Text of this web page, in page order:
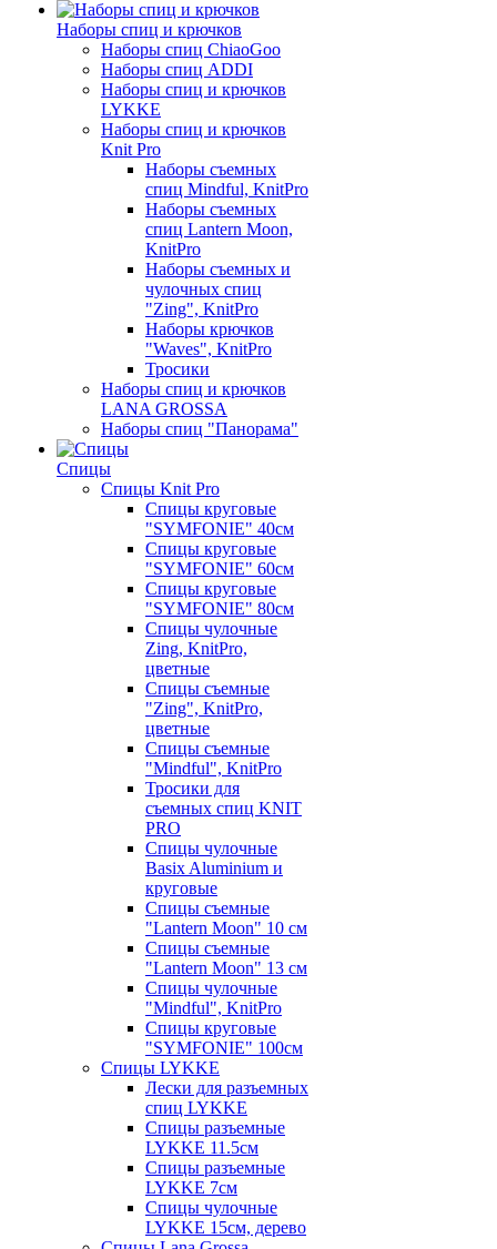
Наборы спиц и крючков
Наборы спиц ChiaoGoo
Наборы спиц ADDI
Наборы спиц и крючков
LYKKE
Наборы спиц и крючков
Knit Pro
Наборы съемных
спиц Mindful, KnitPro
Наборы съемных
спиц Lantern Moon,
KnitPro
Наборы съемных и
чулочных спиц
"Zing", KnitPro
Наборы крючков
"Waves", KnitPro
Тросики
Наборы спиц и крючков
LANA GROSSA
Наборы спиц "Панорама"
Спицы
Спицы Knit Pro
Спицы круговые
"SYMFONIE" 40см
Спицы круговые
"SYMFONIE" 60см
Спицы круговые
"SYMFONIE" 80см
Спицы чулочные
Zing, KnitPro,
цветные
Спицы съемные
"Zing", KnitPro,
цветные
Спицы съемные
"Mindful", KnitPro
Тросики для
съемных спиц KNIT
PRO
Спицы чулочные
Basix Aluminium и
круговые
Спицы съемные
"Lantern Moon" 10 см
Спицы съемные
"Lantern Moon" 13 см
Спицы чулочные
"Mindful", KnitPro
Спицы круговые
"SYMFONIE" 100см
Спицы LYKKE
Лески для разъемных
спиц LYKKE
Спицы разъемные
LYKKE 11.5см
Спицы разъемные
LYKKE 7см
Спицы чулочные
LYKKE 15см, дерево